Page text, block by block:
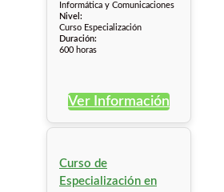
Informática y Comunicaciones
Nivel:
Curso Especialización
Duración:
600 horas
Ver Información
Curso de
Especialización en